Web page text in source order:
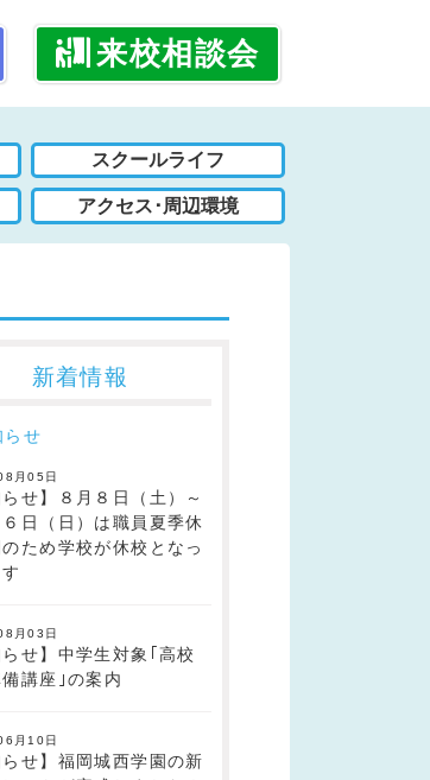
来校相談会
スクールライフ
アクセス･周辺環境
新着情報
らせ
月05日
らせ】８月８日（土）～
６日（日）は職員夏季休
ため学校が休校となっ
月03日
らせ】中学生対象｢高校
備講座｣の案内
月10日
らせ】福岡城西学園の新